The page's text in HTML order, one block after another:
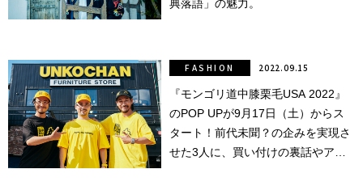
ンテ
写真
確認の
旅
古着
典落語」の魅力。
『モンゴリ道中膝栗毛USA 2022』
のPOP UPが9月17日（土）からス
タート！前代未聞？の企みを実現さ
せた3人に、買い付けの裏話やアツ
FASHION 2022.09.15